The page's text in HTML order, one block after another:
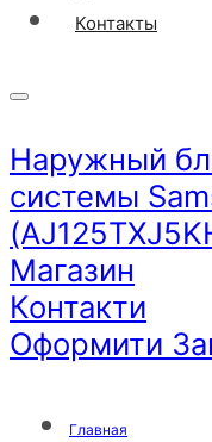
Контакты
Наружный
системы
Магазин
Контакти
Оформити
Главная